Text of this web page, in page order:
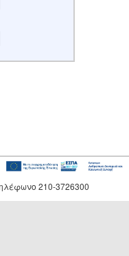
210-3726300